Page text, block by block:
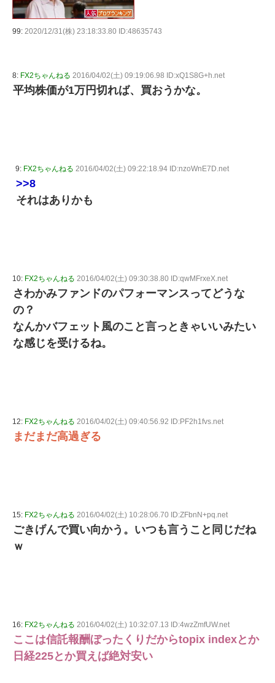
99: 2020/12/31(株) 23:18:33.80 ID:48635743
8: FX2ちゃんねる 2016/04/02(土) 09:19:06.98 ID:xQ1S8G+h.net
平均株価が1万円切れば、買おうかな。
9: FX2ちゃんねる 2016/04/02(土) 09:22:18.94 ID:nzoWnE7D.net
>>8
それはありかも
10: FX2ちゃんねる 2016/04/02(土) 09:30:38.80 ID:qwMFrxeX.net
さわかみファンドのパフォーマンスってどうな
の？
なんかバフェット風のこと言っときゃいいみたい
な感じを受けるね。
12: FX2ちゃんねる 2016/04/02(土) 09:40:56.92 ID:PF2h1fvs.net
まだまだ高過ぎる
15: FX2ちゃんねる 2016/04/02(土) 10:28:06.70 ID:ZFbnN+pq.net
ごきげんで買い向かう。いつも言うこと同じだね
ｗ
16: FX2ちゃんねる 2016/04/02(土) 10:32:07.13 ID:4wzZmfUW.net
ここは信託報酬ぼったくりだからtopix indexとか
日経225とか買えば絶対安い